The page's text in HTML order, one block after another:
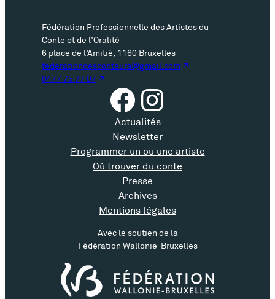
Fédération Professionnelle des Artistes du
Conte et de l’Oralité
6 place de l’Amitié, 1160 Bruxelles
federationdesconteurs@gmail.com
0477 75 77 07
Facebook Instagram
Actualités
Newsletter
Programmer un ou une artiste
Où trouver du conte
Presse
Archives
Mentions légales
Avec le soutien de la
Fédération Wallonie-Bruxelles